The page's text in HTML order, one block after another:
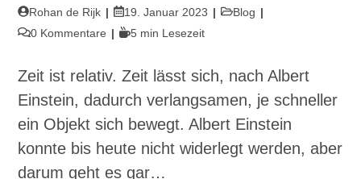
Beitrags-
Autor:
Rohan de Rijk
Beitrag
veröffentlicht:
19. Januar 2023
Beitrags-
Blog
Beitrags-
0 Kommentare Lesedauer:
5 min Lesezeit
Zeit ist relativ. Zeit lässt sich, nach Albert
Einstein, dadurch verlangsamen, je schneller
ein Objekt sich bewegt. Albert Einstein
konnte bis heute nicht widerlegt werden, aber
darum geht es gar…